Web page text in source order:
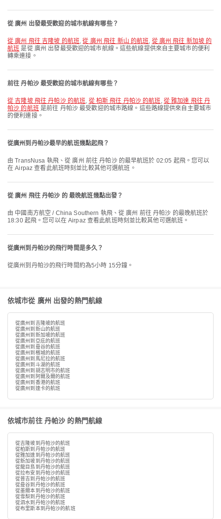
從 廣州 出發最受歡迎的城市航線有哪些？
從 廣州 飛往 吉隆坡 的航班,從 廣州 飛往 新山 的航班, 從 廣州 飛往 新加坡 的
航班 是從 廣州 出發最受歡迎的城市航線。這些航線提供來自主要城市的便利
轉乘連接。
前往 丹帕沙 最受歡迎的城市航線有哪些？
從 吉隆坡 飛往 丹帕沙 的航班, 從 柏斯 飛往 丹帕沙 的航班 , 從 雅加達 飛往 丹
帕沙 的航班 是前往 丹帕沙 最受歡迎的城市路線。這些路線提供來自主要城市
的便利連接。
從廣州到丹帕沙最早的航班幾點起飛？
由 TransNusa 執飛、從 廣州 前往 丹帕沙 的最早航班於 02:05 起飛。您可以
在 Airpaz 查看此航班時刻並比較其他可選航班。
從 廣州 飛往 丹帕沙 的 最晚航班幾點出發？
由 中國南方航空 / China Southern 執飛、從 廣州 前往 丹帕沙 的最晚航班於
18:30 起飛。您可以在 Airpaz 查看此航班時刻並比較其他可選航班。
從廣州到丹帕沙的飛行時間是多久？
從廣州到丹帕沙的飛行時間約為5小時 15分鐘。
依城市從 廣州 出發的熱門航線
從廣州到吉隆坡的航班
從廣州到新山的航班
從廣州到新加坡的航班
從廣州到亞庇的航班
從廣州到曼谷的航班
從廣州到檳城的航班
從廣州到馬尼拉的航班
從廣州到斗湖的航班
從廣州到胡志明市的航班
從廣州到阿爾及爾的航班
從廣州到香港的航班
從廣州到達卡的航班
依城市前往 丹帕沙 的熱門航線
從吉隆坡到丹帕沙的航班
從柏斯到丹帕沙的航班
從雅加達到丹帕沙的航班
從新加坡到丹帕沙的航班
從龍目島到丹帕沙的航班
從拉布安到丹帕沙的航班
從普吉到丹帕沙的航班
從曼谷到丹帕沙的航班
從墨爾本到丹帕沙的航班
從雪梨到丹帕沙的航班
從泗水到丹帕沙的航班
從布里斯本到丹帕沙的航班